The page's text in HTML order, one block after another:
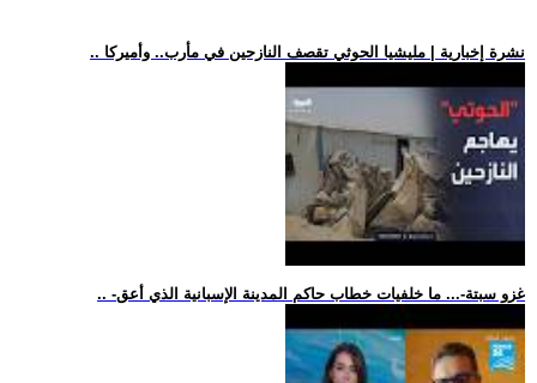
.. نشرة إخبارية | مليشيا الحوثي تقصف النازحين في مأرب.. وأميركا
.. -غزو سبتة-... ما خلفيات خطاب حاكم المدينة الإسبانية الذي أعق